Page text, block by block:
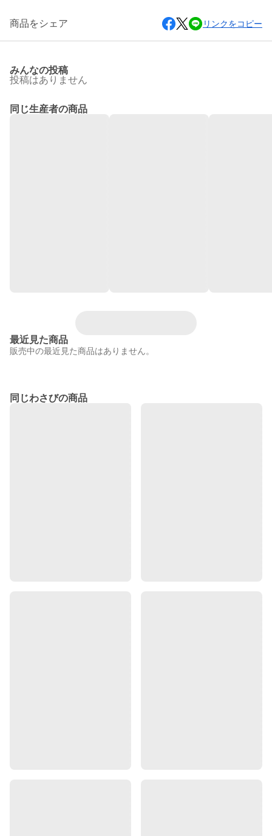
商品をシェア リンクをコピー
みんなの投稿
投稿はありません
同じ生産者の商品
最近見た商品
販売中の最近見た商品はありません。
同じわさびの商品